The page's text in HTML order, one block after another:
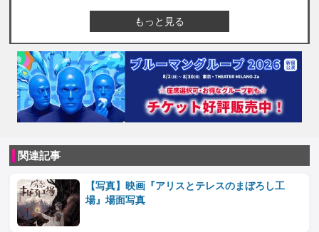
もっと見る
関連記事
【写真】映画『アリスとテレスのまぼろし工
場』場面写真